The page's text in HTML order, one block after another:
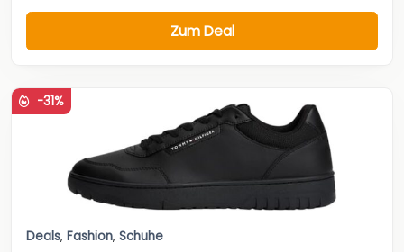
Zum Deal
-31%
Deals, Fashion, Schuhe